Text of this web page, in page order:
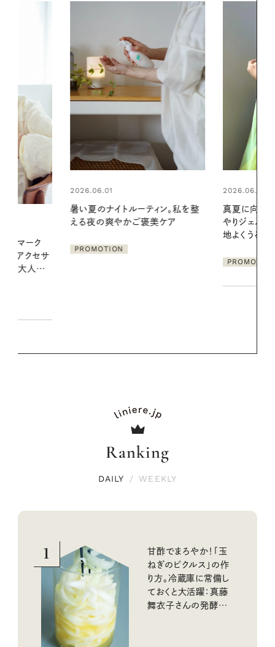
2026.06.01
真夏に向けて、ハーブが香るひん
やりジェルと出合う。暑い季節に心
ア
2026.07.24
夏の髪と心
る【大人気の
1本で汗ばむ
Ranking
DAILY / WEEKLY
1
甘酢でまろやか！「玉
ねぎのピクルス」の作
り方。冷蔵庫に常備し
ておくと大活躍：真藤
舞衣子さんの発酵と